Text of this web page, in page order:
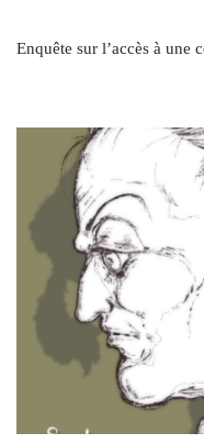
Enquête sur l’accès à